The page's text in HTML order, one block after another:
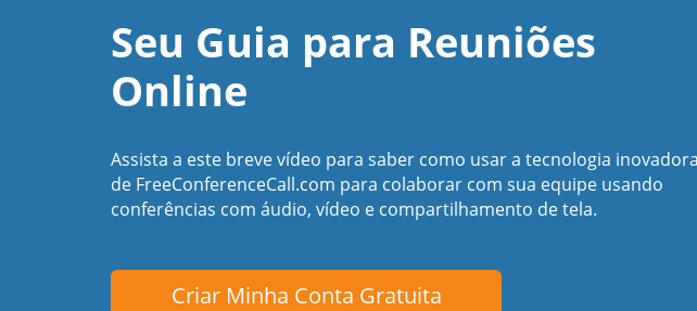
Seu Guia para Reuniões
Online
Assista a este breve vídeo para saber como usar a tecnologia inovadora
de FreeConferenceCall.com para colaborar com sua equipe usando
conferências com áudio, vídeo e compartilhamento de tela.
Criar Minha Conta Gratuita